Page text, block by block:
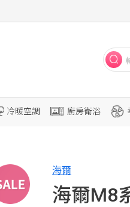
冷暖空調 廚房衛浴
海爾
海爾M8